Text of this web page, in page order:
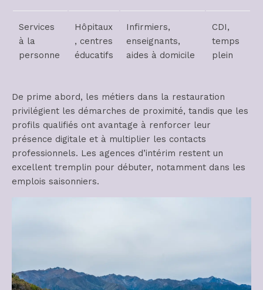
Services
à la
personne
Hôpitaux
, centres
éducatifs
Infirmiers,
enseignants,
aides à domicile
CDI,
temps
plein
De prime abord, les métiers dans la restauration
privilégient les démarches de proximité, tandis que les
profils qualifiés ont avantage à renforcer leur
présence digitale et à multiplier les contacts
professionnels. Les agences d’intérim restent un
excellent tremplin pour débuter, notamment dans les
emplois saisonniers.